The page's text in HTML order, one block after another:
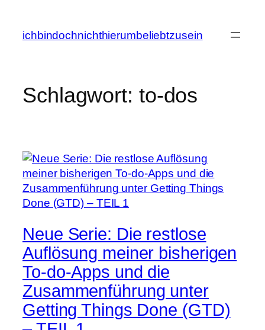
springen
ichbindochnichthierumbeliebtzusein
Schlagwort: to-dos
Neue Serie: Die restlose
Auflösung meiner bisherigen
To-do-Apps und die
Zusammenführung unter
Getting Things Done (GTD)